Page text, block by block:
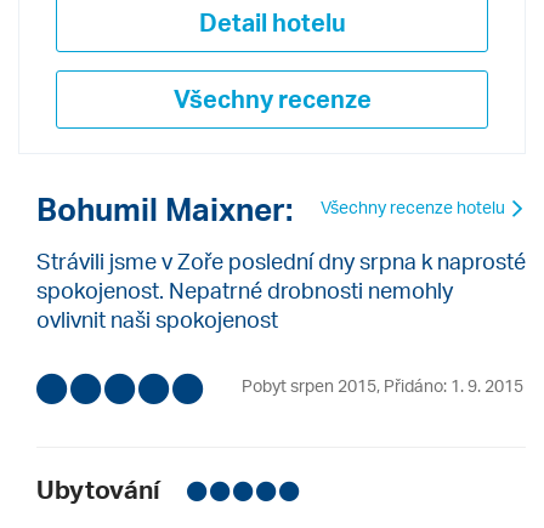
Detail hotelu
Všechny recenze
Všechny recenze hotelu
Bohumil Maixner:
Strávili jsme v Zoře poslední dny srpna k naprosté
spokojenost. Nepatrné drobnosti nemohly
ovlivnit naši spokojenost
Pobyt srpen 2015, Přidáno: 1. 9. 2015
Ubytování